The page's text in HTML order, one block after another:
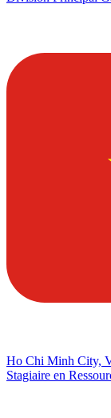
Ho Chi Minh City,
Stagiaire en